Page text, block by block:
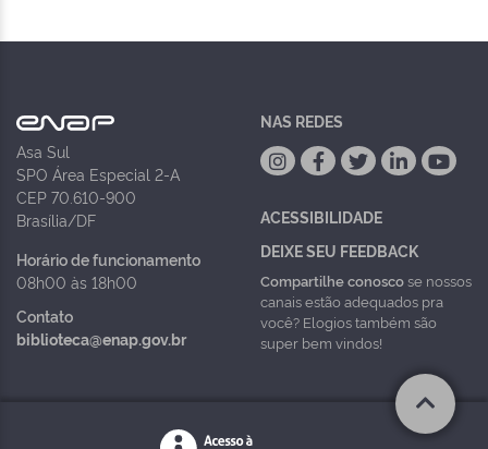
Asa Sul
SPO Área Especial 2-A
CEP 70.610-900
Brasília/DF
Horário de funcionamento
08h00 às 18h00
Contato
biblioteca@enap.gov.br
NAS REDES
ACESSIBILIDADE
DEIXE SEU FEEDBACK
Compartilhe conoscose nossos
canais estão adequados pra
você? Elogios também são
super bem vindos!